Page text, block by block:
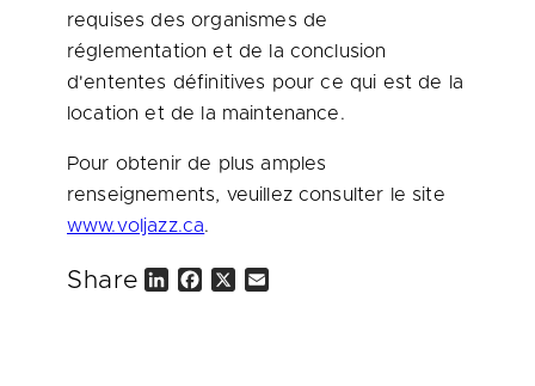
requises des organismes de
réglementation et de la conclusion
d'ententes définitives pour ce qui est de la
location et de la maintenance.
Pour obtenir de plus amples
renseignements, veuillez consulter le site
www.voljazz.ca.
Share